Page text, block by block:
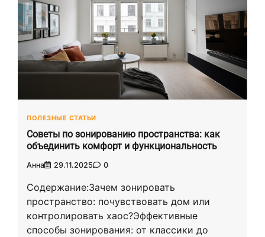
ПОЛЕЗНЫЕ СТАТЬИ
Советы по зонированию пространства: как
объединить комфорт и функциональность
Анна 29.11.2025 0
Содержание:Зачем зонировать
пространство: почувствовать дом или
контролировать хаос?Эффективные
способы зонирования: от классики до